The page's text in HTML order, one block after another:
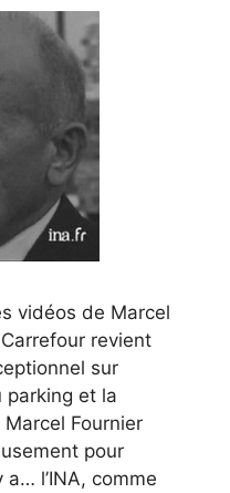
vidéos de Marcel
revient
sur
parking et la
Fournier
pour
a… l’INA, comme